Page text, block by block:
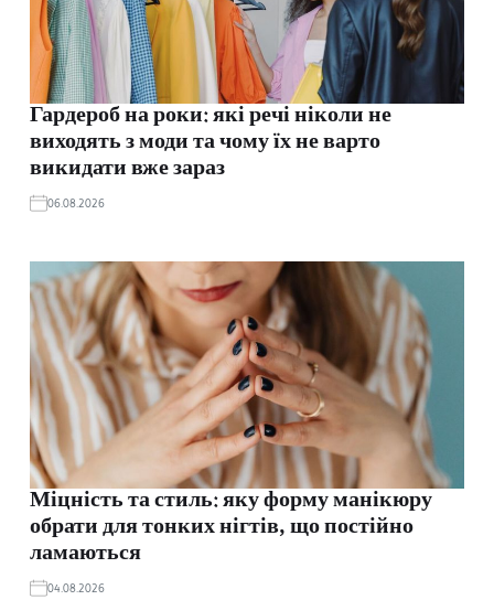
Гардероб на роки: які речі ніколи не
виходять з моди та чому їх не варто
викидати вже зараз
06.08.2026
Міцність та стиль: яку форму манікюру
обрати для тонких нігтів, що постійно
ламаються
04.08.2026